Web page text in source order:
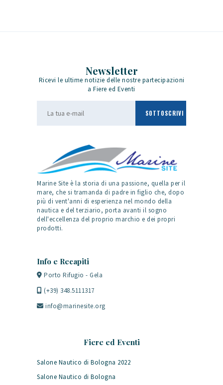
Newsletter
Ricevi le ultime notizie delle nostre partecipazioni
a Fiere ed Eventi
Marine Site è la storia di una passione, quella per il
mare, che si tramanda di padre in figlio che, dopo
più di vent'anni di esperienza nel mondo della
nautica e del terziario, porta avanti il sogno
dell'eccellenza del proprio marchio e dei propri
prodotti.
Info e Recapiti
Porto Rifugio - Gela
(+39) 348.5111317
info@marinesite.org
Fiere ed Eventi
Salone Nautico di Bologna 2022
Salone Nautico di Bologna